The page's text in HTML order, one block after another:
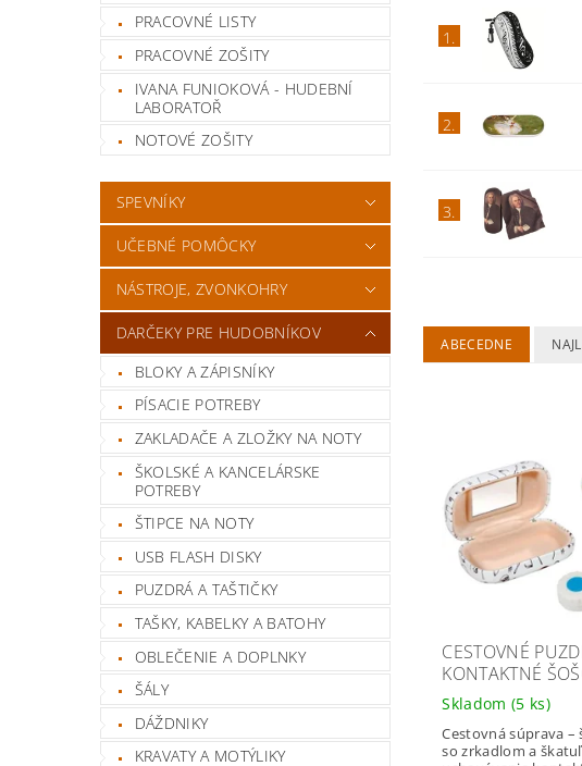
PRACOVNÉ LISTY
PRACOVNÉ ZOŠITY
IVANA FUNIOKOVÁ - HUDEBNÍ
LABORATOŘ
NOTOVÉ ZOŠITY
SPEVNÍKY
UČEBNÉ POMÔCKY
NÁSTROJE, ZVONKOHRY
DARČEKY PRE HUDOBNÍKOV
BLOKY A ZÁPISNÍKY
PÍSACIE POTREBY
ZAKLADAČE A ZLOŽKY NA NOTY
ŠKOLSKÉ A KANCELÁRSKE
POTREBY
ŠTIPCE NA NOTY
USB FLASH DISKY
PUZDRÁ A TAŠTIČKY
TAŠKY, KABELKY A BATOHY
OBLEČENIE A DOPLNKY
ŠÁLY
DÁŽDNIKY
KRAVATY A MOTÝLIKY
1.
2.
3.
ABECEDNE
CESTOVNÉ
KONTAKTNÉ
Skladom (5 ks)
Cestovná súprava
so zrkadlom a